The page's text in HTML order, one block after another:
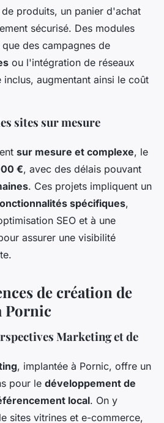
produits, un panier d'achat
sécurisé. Des modules
des campagnes de
ou l'intégration de réseaux
augmentant ainsi le coût
sites sur mesure
sur mesure et complexe, le
€, avec des délais pouvant
. Ces projets impliquent un
spécifiques,
SEO et à une
assurer une visibilité
de création de
Pornic
Marketing et de
, implantée à Pornic, offre un
pour le développement de
local. On y
sites vitrines et e-commerce,